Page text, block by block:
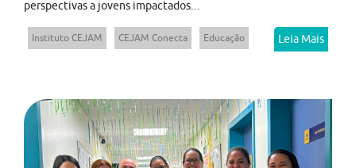
perspectivas a jovens impactados...
Instituto CEJAM CEJAM Conecta Educação Leia Mais